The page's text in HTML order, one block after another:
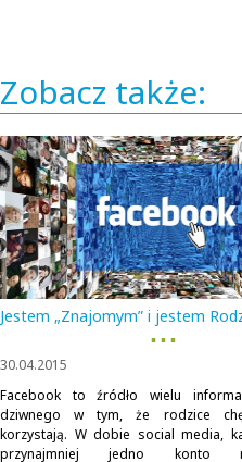
Zobacz także:
Jestem „Znajomym” i jestem
▪ ▪ ▪
30.04.2015
Facebook to źródło wielu
dziwnego w tym, że rodzice
korzystają. W dobie social media,
przynajmniej jedno konto